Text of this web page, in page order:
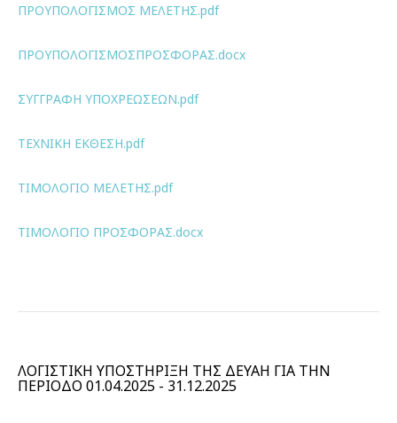
ΠΡΟΥΠΟΛΟΓΙΣΜΟΣ ΜΕΛΕΤΗΣ.pdf
ΠΡΟΥΠΟΛΟΓΙΣΜΟΣΠΡΟΣΦΟΡΑΣ.docx
ΣΥΓΓΡΑΦΗ ΥΠΟΧΡΕΩΣΕΩΝ.pdf
ΤΕΧΝΙΚΗ ΕΚΘΕΣΗ.pdf
ΤΙΜΟΛΟΓΙΟ ΜΕΛΕΤΗΣ.pdf
ΤΙΜΟΛΟΓΙΟ ΠΡΟΣΦΟΡΑΣ.docx
ΛΟΓΙΣΤΙΚΗ ΥΠΟΣΤΗΡΙΞΗ ΤΗΣ ΔΕΥΑΗ ΓΙΑ ΤΗΝ
ΠΕΡΙΟΔΟ 01.04.2025 - 31.12.2025